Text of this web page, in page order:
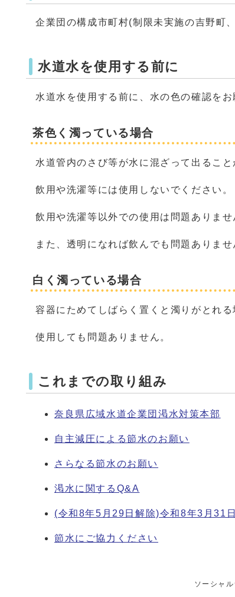
企業団の構成市町村(制限未実施の吉野町
水道水を使用する前に
水道水を使用する前に、水の色の確認をお
茶色く濁っている場合
水道管内のさび等が水に混ざって出ること
飲用や洗濯等には使用しないでください。
飲用や洗濯等以外での使用は問題ありませ
また、透明になれば飲んでも問題ありませ
白く濁っている場合
容器にためてしばらく置くと濁りがとれ
使用しても問題ありません。
これまでの取り組み
奈良県広域水道企業団渇水対策本部
自主減圧による節水のお願い
さらなる節水のお願い
渇水に関するQ&A
(令和8年5月29日解除)令和8年3月31
節水にご協力ください
ソーシャ